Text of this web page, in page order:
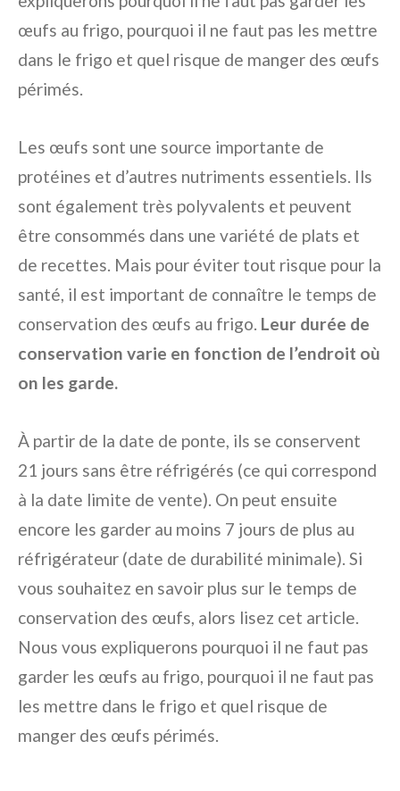
œufs au frigo, pourquoi il ne faut pas les mettre
dans le frigo et quel risque de manger des œufs
périmés.
Les œufs sont une source importante de
protéines et d’autres nutriments essentiels. Ils
sont également très polyvalents et peuvent
être consommés dans une variété de plats et
de recettes. Mais pour éviter tout risque pour la
santé, il est important de connaître le temps de
conservation des œufs au frigo. Leur durée de
conservation varie en fonction de l’endroit où
on les garde.
À partir de la date de ponte, ils se conservent
21 jours sans être réfrigérés (ce qui correspond
à la date limite de vente). On peut ensuite
encore les garder au moins 7 jours de plus au
réfrigérateur (date de durabilité minimale). Si
vous souhaitez en savoir plus sur le temps de
conservation des œufs, alors lisez cet article.
Nous vous expliquerons pourquoi il ne faut pas
garder les œufs au frigo, pourquoi il ne faut pas
les mettre dans le frigo et quel risque de
manger des œufs périmés.